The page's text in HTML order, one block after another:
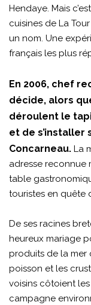
Hendaye. Mais
cuisines de La
un nom. Une
français les plus
En 2006, chef
décide, alors
déroulent le
et de s’installer
Concarneau. La
adresse reconnue
table
touristes en quête
De ses racines
heureux mariage
produits de la mer
poisson et les
voisins côtoient
campagne